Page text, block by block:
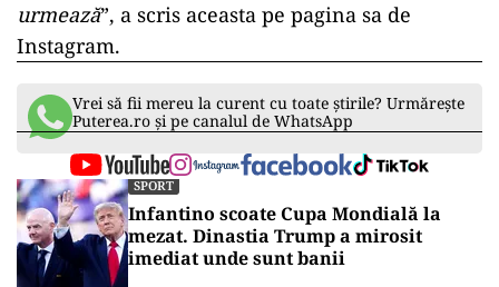
urmează”, a scris aceasta pe pagina sa de
Instagram.
Vrei să fii mereu la curent cu toate știrile? Urmărește
Puterea.ro și pe canalul de WhatsApp
SPORT
Infantino scoate Cupa Mondială la
mezat. Dinastia Trump a mirosit
imediat unde sunt banii